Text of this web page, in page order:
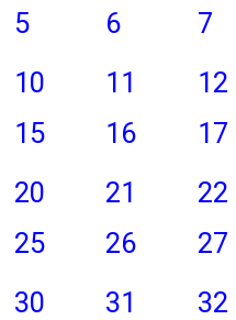
5
6 7
10
11 12
15
16 17
20
21 22
25
26 27
30
31 32